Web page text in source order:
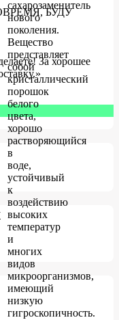
БУДУ
За хорошее
сахарозаменитель
нового
поколения.
Вещество
представляет
собой
кристаллический
порошок
белого
цвета,
хорошо
растворяющийся
в
воде,
устойчивый
к
воздействию
высоких
температур
и
многих
видов
микроорганизмов,
имеющий
низкую
гигроскопичность.